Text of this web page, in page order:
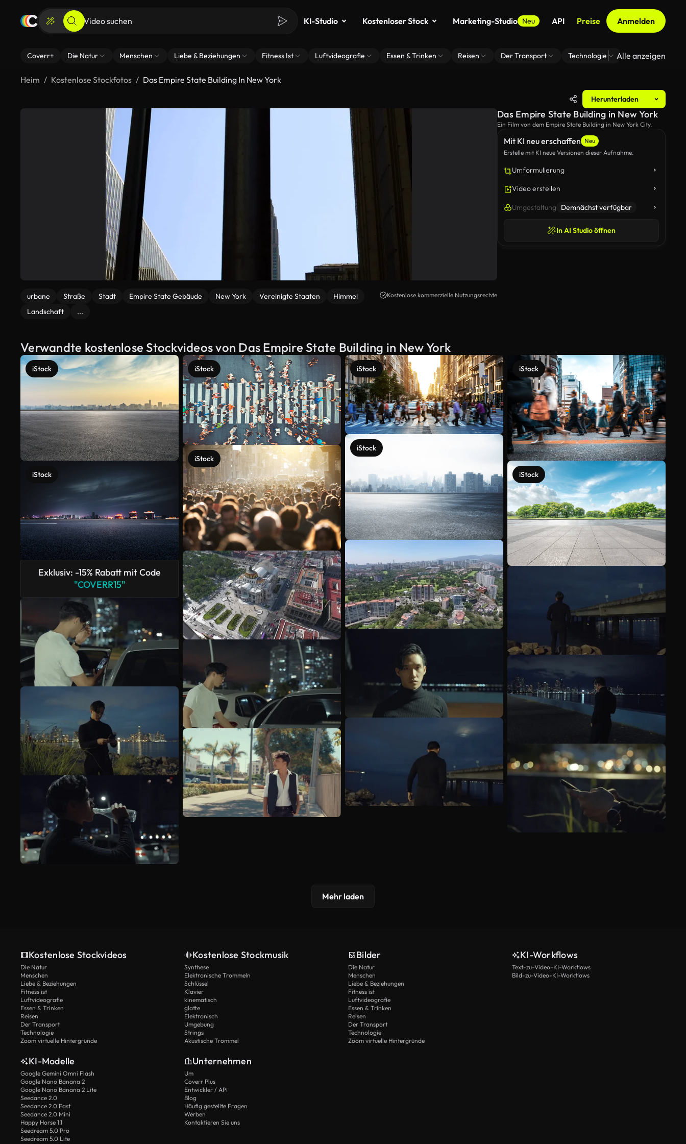
KI-Studio Kostenloser Stock Marketing-Studio Neu API Preise Anmelden
Coverr+ Die Natur Menschen Liebe & Beziehungen Fitness Ist Luftvideografie Essen & Trinken Reisen Der Transport Technologie Zoom Virtuelle
Alle anzeigen
Heim Kostenlose Stockfotos Das Empire State Building In New York
Herunterladen
urbane Straße Stadt Empire State Gebäude New York Vereinigte Staaten
Himmel
Landschaft
...
Kostenlose kommerzielle Nutzungsrechte
Mit KI neu erschaffen Neu
Erstelle mit KI neue Versionen dieser Aufnahme.
Umformulierung
Video erstellen
Umgestaltung Demnächst verfügbar
In AI Studio öffnen
Das Empire State Building in New York
Ein Film von dem Empire State Building in New York City.
Verwandte kostenlose Stockvideos von Das Empire State Building in New York
iStock
iStock
Exklusiv: -15% Rabatt mit Code
"COVERR15"
iStock
iStock
iStock
iStock
iStock
iStock
Mehr anzeigen
Mehr laden
Kostenlose Stockvideos
Die Natur
Menschen
Liebe & Beziehungen
Fitness ist
Luftvideografie
Essen & Trinken
Reisen
Der Transport
Technologie
Zoom virtuelle Hintergründe
Kostenlose Stockmusik
Synthese
Elektronische Trommeln
Schlüssel
Klavier
kinematisch
glatte
Elektronisch
Umgebung
Strings
Akustische Trommel
Bilder
Die Natur
Menschen
Liebe & Beziehungen
Fitness ist
Luftvideografie
Essen & Trinken
Reisen
Der Transport
Technologie
Zoom virtuelle Hintergründe
KI-Workflows
Text-zu-Video-KI-Workflows
Bild-zu-Video-KI-Workflows
KI-Modelle
Google Gemini Omni Flash
Google Nano Banana 2
Google Nano Banana 2 Lite
Seedance 2.0
Seedance 2.0 Fast
Seedance 2.0 Mini
Happy Horse 1.1
Seedream 5.0 Pro
Seedream 5.0 Lite
Unternehmen
Um
Coverr Plus
Entwickler / API
Blog
Häufig gestellte Fragen
Werben
Kontaktieren Sie uns